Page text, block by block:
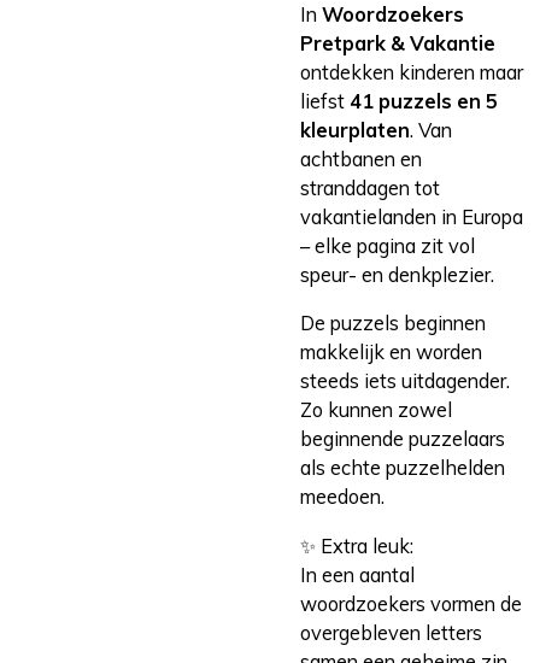
In Woordzoekers
Pretpark & Vakantie
ontdekken kinderen maar
liefst 41 puzzels en 5
kleurplaten. Van
achtbanen en
stranddagen tot
vakantielanden in Europa
– elke pagina zit vol
speur- en denkplezier.
De puzzels beginnen
makkelijk en worden
steeds iets uitdagender.
Zo kunnen zowel
beginnende puzzelaars
als echte puzzelhelden
meedoen.
✨ Extra leuk:
In een aantal
woordzoekers vormen de
overgebleven letters